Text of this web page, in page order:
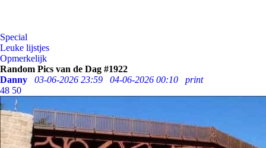
Special
Leuke lijstjes
Opmerkelijk
Random Pics van de Dag #1922
Danny
03-06-2026 23:59 04-06-2026 00:10
print
48 50